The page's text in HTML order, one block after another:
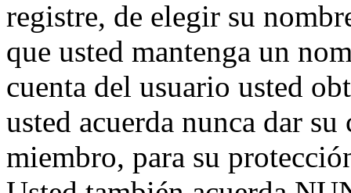
registre, de elegir su
que usted mantenga un
cuenta del usuario usted
usted acuerda nunca dar
miembro, para su